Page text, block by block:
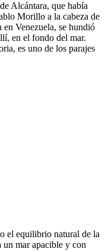
Alcántara, que había
Morillo a la cabeza de
Venezuela, se hundió
en el fondo del mar.
es uno de los parajes
el equilibrio natural de la
un mar apacible y con